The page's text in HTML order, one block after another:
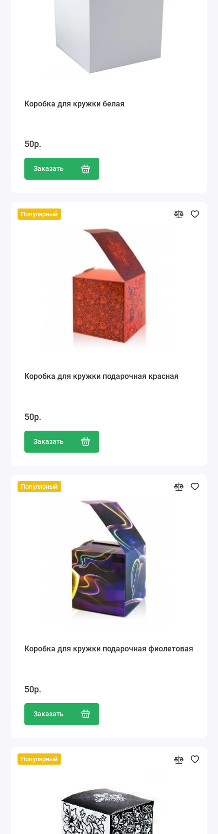
Коробка для кружки белая
50р.
Заказать
Популярный
Коробка для кружки подарочная красная
50р.
Заказать
Популярный
Коробка для кружки подарочная фиолетовая
50р.
Заказать
Популярный